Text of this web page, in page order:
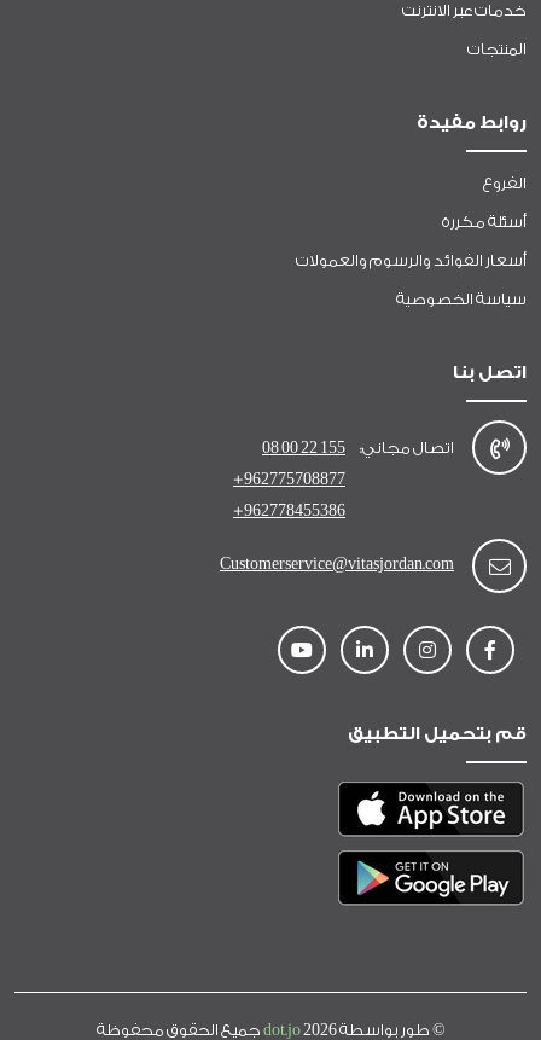
خدمات عبر الانترنت
المنتجات
روابط مفيدة
الفروع
أسئلة مكررة
أسعار الفوائد والرسوم والعمولات
سياسة الخصوصية
اتصل بنا
اتصال مجاني:
08 00 22 155
+962775708877
+962778455386
Customerservice@vitasjordan.com
قم بتحميل التطبيق
© طور بواسطةdot.jo2026 جميع الحقوق محفوظة